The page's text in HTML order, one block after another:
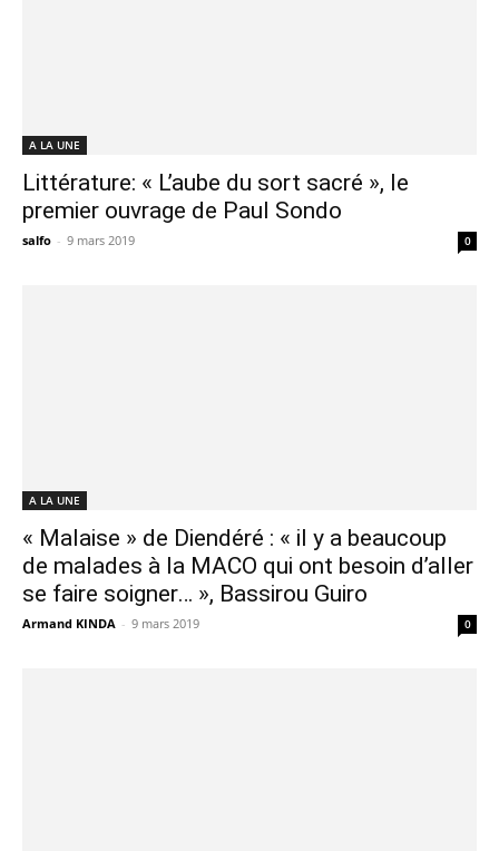
A LA UNE
Littérature: « L’aube du sort sacré », le
premier ouvrage de Paul Sondo
salfo - 9 mars 2019 0
A LA UNE
« Malaise » de Diendéré : « il y a beaucoup
de malades à la MACO qui ont besoin d’aller
se faire soigner… », Bassirou Guiro
Armand KINDA - 9 mars 2019 0